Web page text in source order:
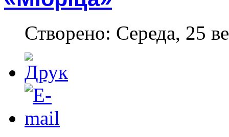
Створено: Середа, 25